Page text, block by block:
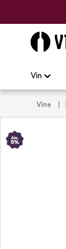
Vin
Vine